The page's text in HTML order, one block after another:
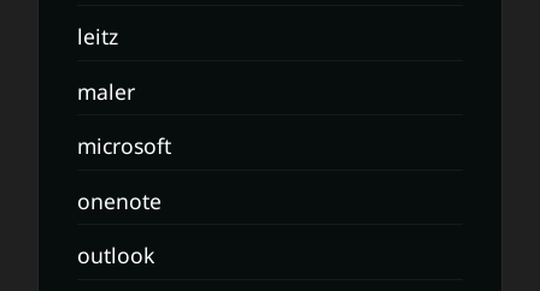
leitz
maler
microsoft
onenote
outlook